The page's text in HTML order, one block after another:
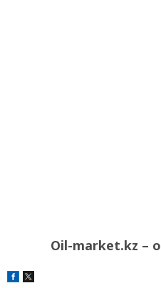
Oil-market.kz –